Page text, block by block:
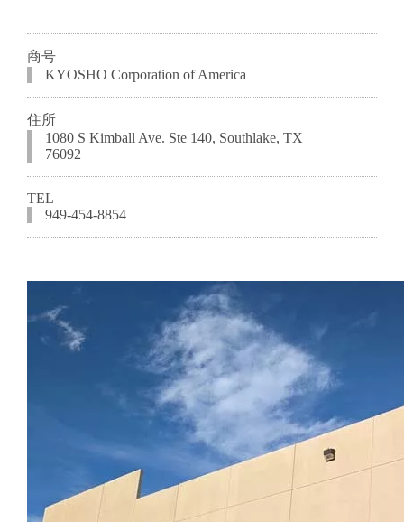
商号
KYOSHO Corporation of America
住所
1080 S Kimball Ave. Ste 140, Southlake, TX
76092
TEL
949-454-8854